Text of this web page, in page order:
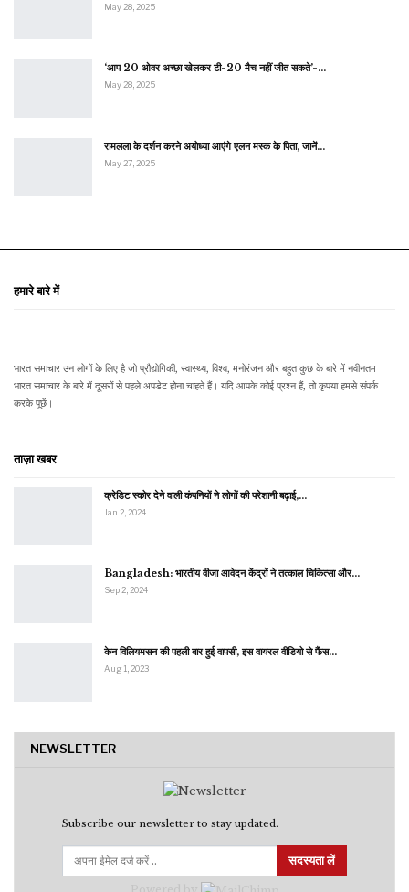
May 28, 2025
‘आप 20 ओवर अच्छा खेलकर टी-20 मैच नहीं जीत सकते’-…
May 28, 2025
रामलला के दर्शन करने अयोध्या आएंगे एलन मस्क के पिता, जानें…
May 27, 2025
हमारे बारे में
भारत समाचार उन लोगों के लिए है जो प्रौद्योगिकी, स्वास्थ्य, विश्व, मनोरंजन और बहुत कुछ के बारे में नवीनतम
भारत समाचार के बारे में दूसरों से पहले अपडेट होना चाहते हैं। यदि आपके कोई प्रश्न हैं, तो कृपया हमसे संपर्क
करके पूछें।
ताज़ा खबर
क्रेडिट स्कोर देने वाली कंपनियों ने लोगों की परेशानी बढ़ाई,…
Jan 2, 2024
Bangladesh: भारतीय वीजा आवेदन केंद्रों ने तत्काल चिकित्सा और…
Sep 2, 2024
केन विलियमसन की पहली बार हुई वापसी, इस वायरल वीडियो से फैंस…
Aug 1, 2023
NEWSLETTER
Subscribe our newsletter to stay updated.
सदस्यता लें